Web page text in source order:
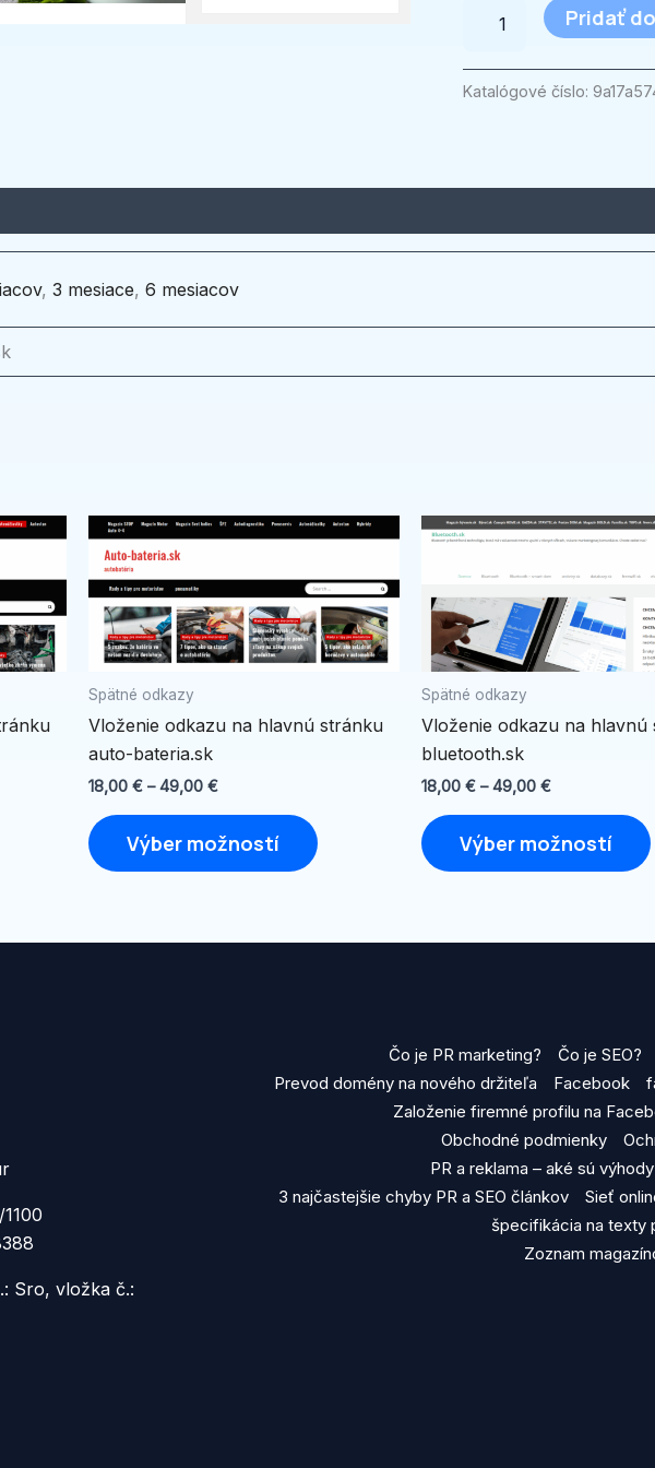
Pridať
Katalógové číslo:
,3 mesiace,6 mesiacov
Spätné odkazy
Vloženie odkazu na hlavnú stránku
auto-bateria.sk
18,00 € – 49,00 €
Price
range:
through
49,00 €
Výber možností
Tento
má
viacero
variantov.
môžete
produktu.
Spätné odkazy
Vloženie odkazu na hlavnú
bluetooth.sk
18,00 € – 49,00 €
Price
range:
through
49,00 €
Výber možností
Sro, vložka č.:
Čo je PR marketing? Čo je SEO?
Prevod domény na nového držiteľa
Facebook
Založenie firemné profilu na
Obchodné podmienky
PR a reklama – aké sú
3 najčastejšie chyby PR a SEO článkov
Sieť
špecifikácia na texty
Zoznam